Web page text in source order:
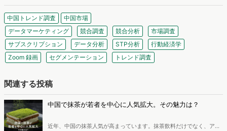
中国トレンド調査
中国市場
データマーケティング
競合調査 競合分析
市場調査
サブスクリプション
データ分析 STP分析
行動経済学
Zoom 録画
セグメンテーション トレンド調査
関連する投稿
中国で抹茶が若者を中心に人気拡大。その魅力は？
近年、中国の抹茶人気が高まっています。抹茶飲料だけでなく、アイ